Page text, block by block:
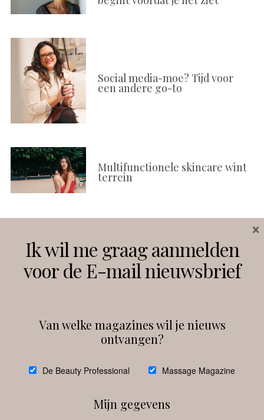
Social media-moe? Tijd voor
een andere go-to
Multifunctionele skincare wint
terrein
Instagram Facebook
debeautyprofessional
Ik wil me graag aanmelden
voor de E-mail nieuwsbrief
Van welke magazines wil je nieuws
ontvangen?
De Beauty Professional Massage Magazine
Mijn gegevens
×